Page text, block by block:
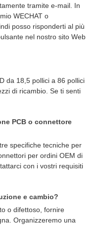
tramite e-mail. In
WECHAT o
posso risponderti al più
nel nostro sito Web
da 18,5 pollici a 86 pollici
di ricambio. Se ti senti
PCB o connettore
specifiche tecniche per
per ordini OEM di
con i vostri requisiti
e cambio?
o difettoso, fornire
Organizzeremo una